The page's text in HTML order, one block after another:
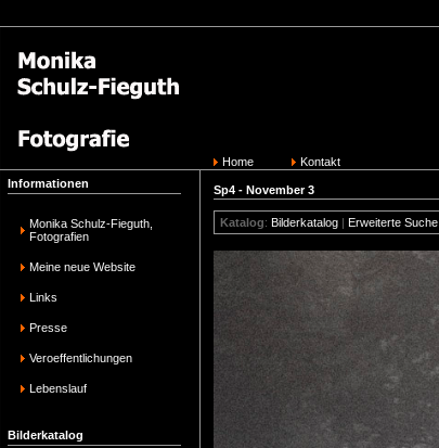
Home
Kontakt
Informationen
Monika Schulz-Fieguth,
Fotografien
Meine neue Website
Links
Presse
Veroeffentlichungen
Lebenslauf
Bilderkatalog
Sp4 - November 3
Katalog: Bilderkatalog | Erweiterte Suche